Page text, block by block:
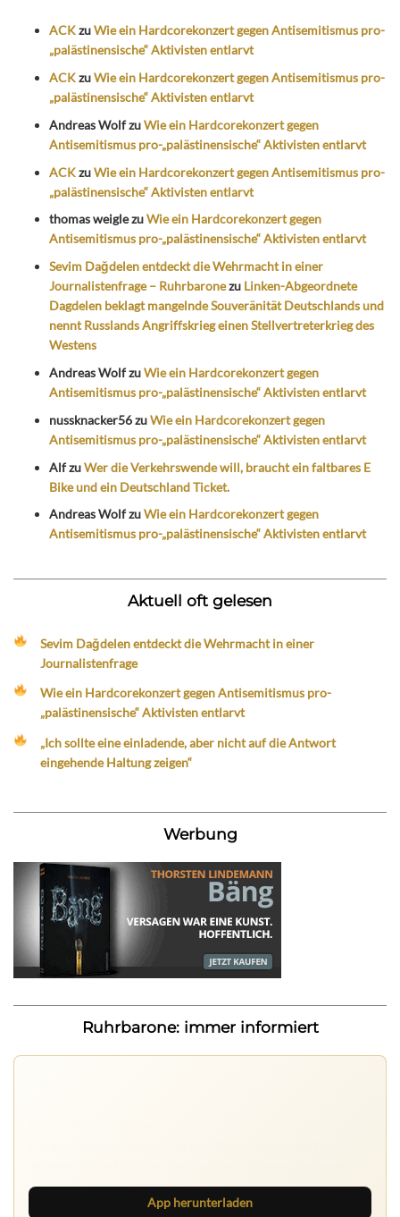
ACKzuWie ein Hardcorekonzert gegen Antisemitismus pro-
„palästinensische“ Aktivisten entlarvt
ACKzuWie ein Hardcorekonzert gegen Antisemitismus pro-
„palästinensische“ Aktivisten entlarvt
Andreas WolfzuWie ein Hardcorekonzert gegen
Antisemitismus pro-„palästinensische“ Aktivisten entlarvt
ACKzuWie ein Hardcorekonzert gegen Antisemitismus pro-
„palästinensische“ Aktivisten entlarvt
thomas weiglezuWie ein Hardcorekonzert gegen
Antisemitismus pro-„palästinensische“ Aktivisten entlarvt
Sevim Dağdelen entdeckt die Wehrmacht in einer
Journalistenfrage – Ruhrbaronezu Linken-Abgeordnete
Dagdelen beklagt mangelnde Souveränität Deutschlands und
nennt Russlands Angriffskrieg einen Stellvertreterkrieg des
Westens
Andreas WolfzuWie ein Hardcorekonzert gegen
Antisemitismus pro-„palästinensische“ Aktivisten entlarvt
nussknacker56zuWie ein Hardcorekonzert gegen
Antisemitismus pro-„palästinensische“ Aktivisten entlarvt
AlfzuWer die Verkehrswende will, braucht ein faltbares E
Bike und ein Deutschland Ticket.
Andreas WolfzuWie ein Hardcorekonzert gegen
Antisemitismus pro-„palästinensische“ Aktivisten entlarvt
Aktuell oft gelesen
Sevim Dağdelen entdeckt die Wehrmacht in einer
Journalistenfrage
Wie ein Hardcorekonzert gegen Antisemitismus pro-
„palästinensische“ Aktivisten entlarvt
„Ich sollte eine einladende, aber nicht auf die Antwort
eingehende Haltung zeigen“
Werbung
Ruhrbarone: immer informiert
App herunterladen